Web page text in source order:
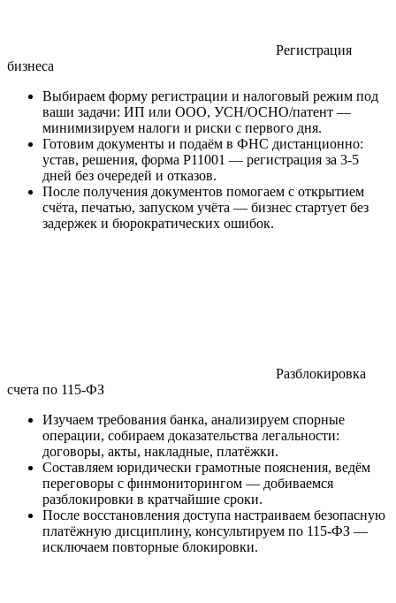
Регистрация
бизнеса
Выбираем форму регистрации и налоговый режим под
ваши задачи: ИП или ООО, УСН/ОСНО/патент —
минимизируем налоги и риски с первого дня.
Готовим документы и подаём в ФНС дистанционно:
устав, решения, форма Р11001 — регистрация за 3-5
дней без очередей и отказов.
После получения документов помогаем с открытием
счёта, печатью, запуском учёта — бизнес стартует без
задержек и бюрократических ошибок.
Разблокировка
счета по 115-ФЗ
Изучаем требования банка, анализируем спорные
операции, собираем доказательства легальности:
договоры, акты, накладные, платёжки.
Составляем юридически грамотные пояснения, ведём
переговоры с финмониторингом — добиваемся
разблокировки в кратчайшие сроки.
После восстановления доступа настраиваем безопасную
платёжную дисциплину, консультируем по 115-ФЗ —
исключаем повторные блокировки.